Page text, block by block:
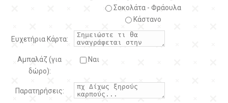
Σοκολάτα - Φράουλα
Κάστανο
Ευχετήρια Κάρτα:
Αμπαλάζ (για
δώρο):
Ναι
Παρατηρήσεις: